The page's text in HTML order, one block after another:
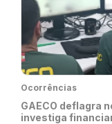
Ocorrências
GAECO deflagra
investiga